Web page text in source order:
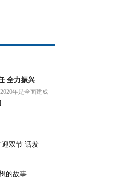
全力振兴
年是全面建成
迎双节 话发
的故事